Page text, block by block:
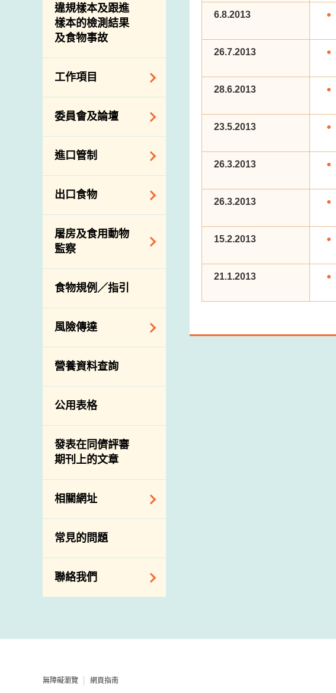
違規樣本及跟進
樣本的檢測結果
及食物事故
工作項目
降低膳食中的鈉和
糖
食物安全重點控制
系統
基因改造食物
資料
食物安全之風險評
估
食物事故應變及管
理
食物消費量調查
總膳食研究
有機食物
高風險食物
抗菌素耐藥性
委員會及論壇
食物安全專家委員
會
消費者聯繫小組
進口管制
食物進口商和食物
分銷商登記制度
絡內地有關當局
進口食物管制
口檢驗
出口食物
出口驗證
出口食物往內地
出口商及業界的消
息
屠房及食用動物
監察
規管農業化學物及
獸醫藥物在食用動
物上的使用
屠房及疾病監測
宰前檢驗
宰後檢驗
結果
屠房及肉類檢驗
食物規例／指引
風險傳達
主題項目
項目及活動
資訊平台
下載
公開比賽
營養資料查詢
公用表格
發表在同儕評審
期刊上的文章
相關網址
相關政府部門／機
構
常見的問題
聯絡我們
地址及電話
郵件貼上足夠郵資
6.8.2013
26.7.2013
28.6.2013
23.5.2013
26.3.2013
26.3.2013
15.2.2013
21.1.2013
無障礙瀏覽 網頁指南